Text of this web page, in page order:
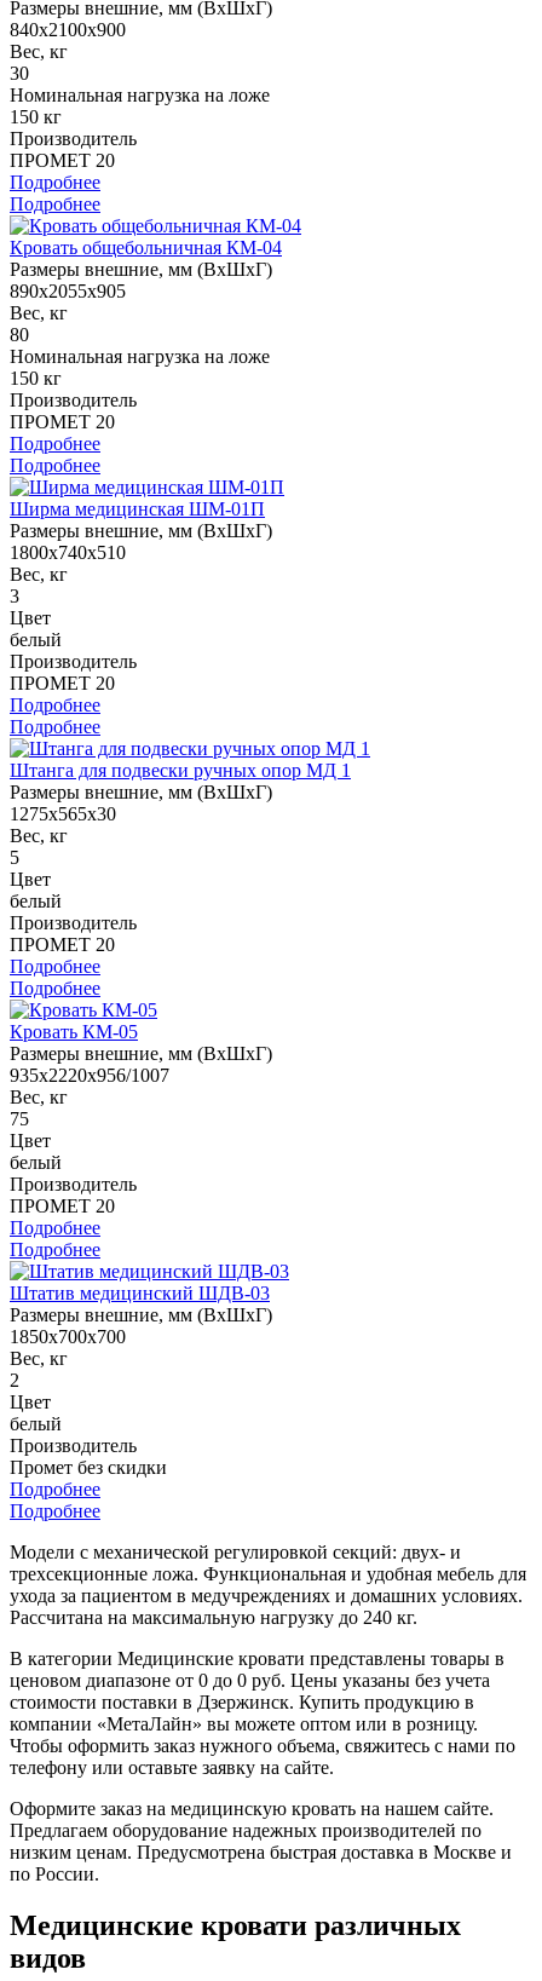
Размеры внешние, мм (ВхШхГ)
840x2100x900
Вес, кг
30
Номинальная нагрузка на ложе
150 кг
Производитель
ПРОМЕТ 20
Подробнее
Подробнее
Кровать общебольничная КМ-04
Размеры внешние, мм (ВхШхГ)
890x2055x905
Вес, кг
80
Номинальная нагрузка на ложе
150 кг
Производитель
ПРОМЕТ 20
Подробнее
Подробнее
Ширма медицинская ШМ-01П
Размеры внешние, мм (ВхШхГ)
1800x740x510
Вес, кг
3
Цвет
белый
Производитель
ПРОМЕТ 20
Подробнее
Подробнее
Штанга для подвески ручных опор МД 1
Размеры внешние, мм (ВхШхГ)
1275x565x30
Вес, кг
5
Цвет
белый
Производитель
ПРОМЕТ 20
Подробнее
Подробнее
Кровать КМ-05
Размеры внешние, мм (ВхШхГ)
935x2220x956/1007
Вес, кг
75
Цвет
белый
Производитель
ПРОМЕТ 20
Подробнее
Подробнее
Штатив медицинский ШДВ-03
Размеры внешние, мм (ВхШхГ)
1850x700x700
Вес, кг
2
Цвет
белый
Производитель
Промет без скидки
Подробнее
Подробнее
Модели с механической регулировкой секций: двух- и
трехсекционные ложа. Функциональная и удобная мебель для
ухода за пациентом в медучреждениях и домашних условиях.
Рассчитана на максимальную нагрузку до 240 кг.
В категории Медицинские кровати представлены товары в
ценовом диапазоне от 0 до 0 руб. Цены указаны без учета
стоимости поставки в Дзержинск. Купить продукцию в
компании «МетаЛайн» вы можете оптом или в розницу.
Чтобы оформить заказ нужного объема, свяжитесь с нами по
телефону или оставьте заявку на сайте.
Оформите заказ на медицинскую кровать на нашем сайте.
Предлагаем оборудование надежных производителей по
низким ценам. Предусмотрена быстрая доставка в Москве и
по России.
Медицинские кровати различных
видов